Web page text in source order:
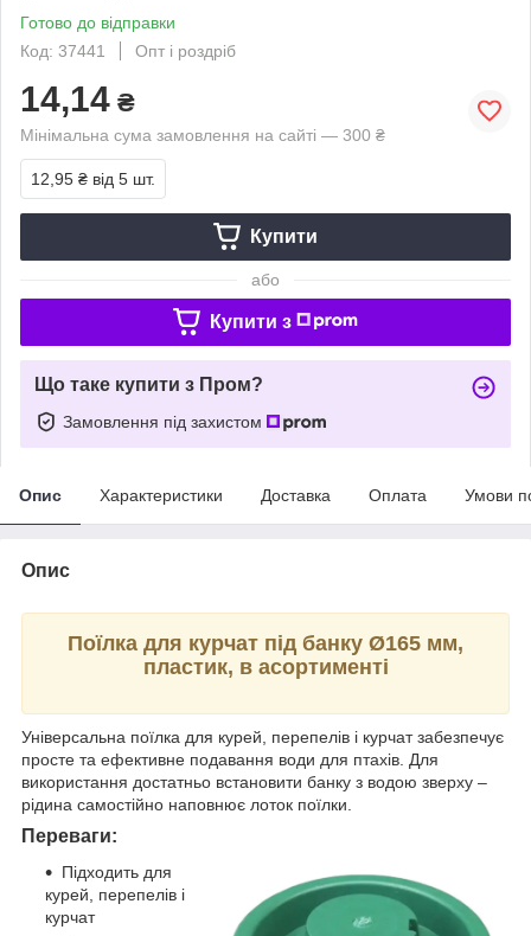
Готово до відправки
Код: 37441
Опт і роздріб
14,14 ₴
Мінімальна сума замовлення на сайті — 300 ₴
12,95 ₴ від 5 шт.
Купити
або
Купити з
Що таке купити з Пром?
Замовлення під захистом
Опис Характеристики Доставка Оплата Умови
Опис
Поїлка для курчат під банку Ø165 мм,
пластик, в асортименті
Універсальна поїлка для курей, перепелів і курчат забезпечує
просте та ефективне подавання води для птахів. Для
використання достатньо встановити банку з водою зверху –
рідина самостійно наповнює лоток поїлки.
Переваги:
Підходить для
курей, перепелів і
курчат